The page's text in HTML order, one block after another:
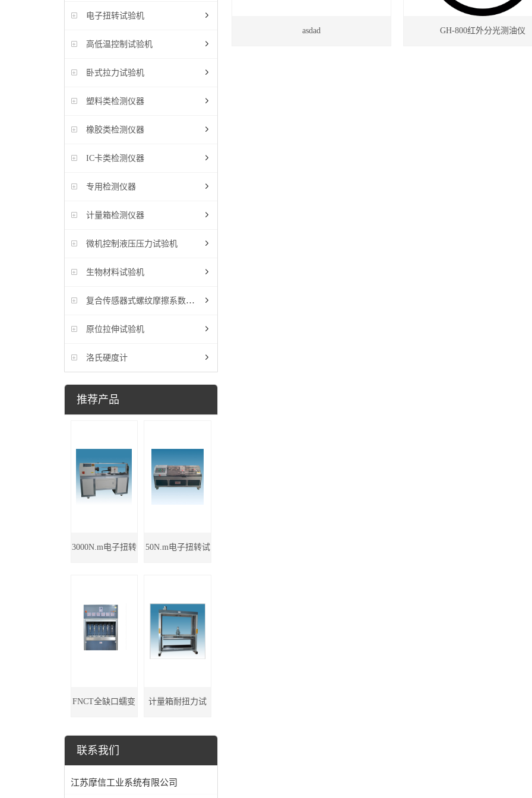
电子扭转试验机
高低温控制试验机
卧式拉力试验机
塑料类检测仪器
橡胶类检测仪器
IC卡类检测仪器
专用检测仪器
计量箱检测仪器
微机控制液压压力试验机
生物材料试验机
复合传感器式螺纹摩擦系数试验机
原位拉伸试验机
洛氏硬度计
推荐产品
3000N.m电子扭转 50N.m电子扭转试
FNCT全缺口蠕变 计量箱耐扭力试
联系我们
江苏摩信工业系统有限公司
asdad GH-800红外分光测油仪